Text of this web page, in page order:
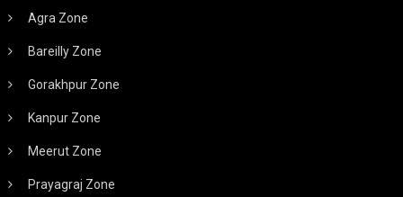
Agra Zone
Bareilly Zone
Gorakhpur Zone
Kanpur Zone
Meerut Zone
Prayagraj Zone